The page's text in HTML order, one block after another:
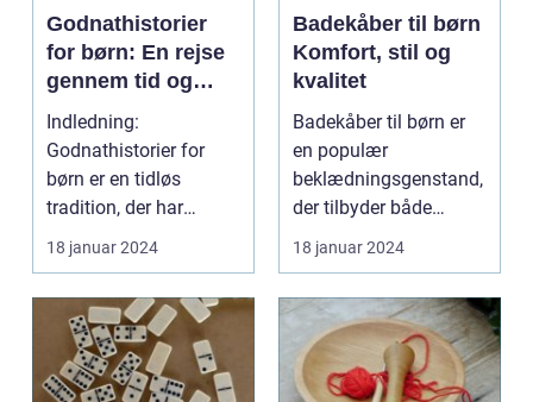
Godnathistorier
for børn: En rejse
gennem tid og
fantasi
Indledning:
Godnathistorier for
børn er en tidløs
tradition, der har
beriget generationer af
små læs...
18 januar 2024
Badekåber til børn
Komfort, stil og
kvalitet
Badekåber til børn er
en populær
beklædningsgenstand,
der tilbyder både
komfort og stil. Uanset
om d...
18 januar 2024